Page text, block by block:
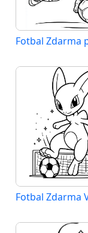
Fotbal Zdarma